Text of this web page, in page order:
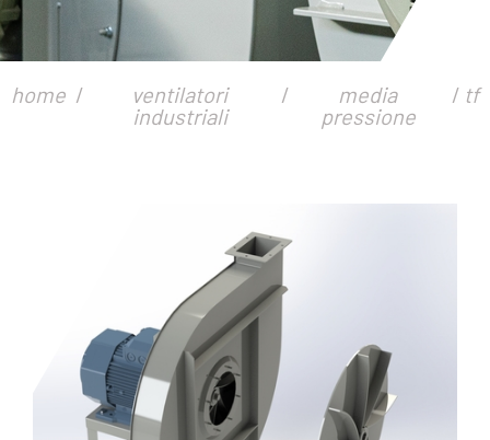
home
ventilatori
industriali
media
pressione
tf